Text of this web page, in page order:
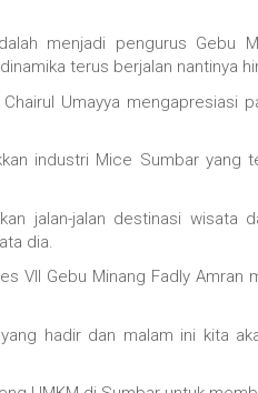
menjadi pengurus Gebu
terus berjalan nantinya
Umayya mengapresiasi
industri Mice Sumbar yang
jalan-jalan destinasi
dia.
VII Gebu Minang Fadly
hadir dan malam ini kita